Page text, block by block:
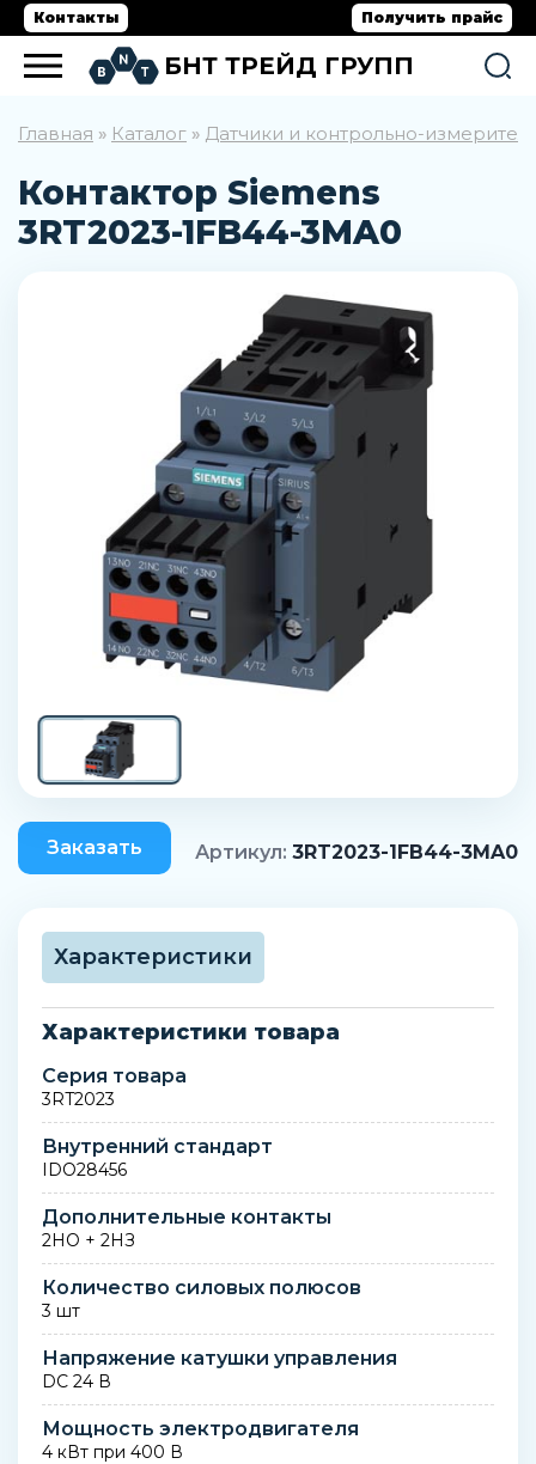
Контакты Получить прайс
БНТ ТРЕЙД ГРУПП
Главная » Каталог » Датчики и контрольно-
Контактор Siemens
3RT2023-1FB44-3MA0
Заказать Артикул: 3RT2023-1FB44-3MA0
Характеристики
Характеристики товара
Серия товара
3RT2023
Внутренний стандарт
IDO28456
Дополнительные контакты
2НО + 2НЗ
Количество силовых полюсов
3 шт
Напряжение катушки управления
DC 24 В
Мощность электродвигателя
4 кВт при 400 В